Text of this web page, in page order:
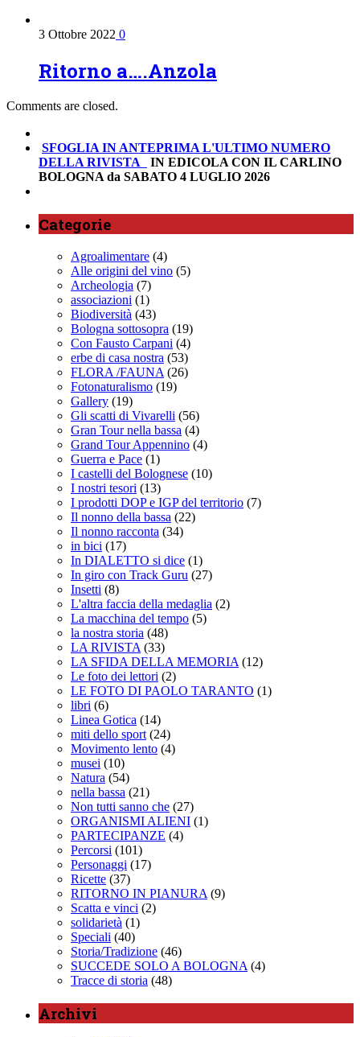
3 Ottobre 2022 0
Ritorno a….Anzola
Comments are closed.
SFOGLIA IN ANTEPRIMAL'ULTIMO NUMERO
DELLA RIVISTA
IN EDICOLA CON IL CARLINO
BOLOGNA da SABATO 4 LUGLIO 2026
Categorie
Agroalimentare (4)
Alle origini del vino (5)
Archeologia (7)
associazioni (1)
Biodiversità (43)
Bologna sottosopra (19)
Con Fausto Carpani (4)
erbe di casa nostra (53)
FLORA /FAUNA (26)
Fotonaturalismo (19)
Gallery (19)
Gli scatti di Vivarelli (56)
Gran Tour nella bassa (4)
Grand Tour Appennino (4)
Guerra e Pace (1)
I castelli del Bolognese (10)
I nostri tesori (13)
I prodotti DOP e IGP del territorio (7)
Il nonno della bassa (22)
Il nonno racconta (34)
in bici (17)
In DIALETTO si dice (1)
In giro con Track Guru (27)
Insetti (8)
L'altra faccia della medaglia (2)
La macchina del tempo (5)
la nostra storia (48)
LA RIVISTA (33)
LA SFIDA DELLA MEMORIA (12)
Le foto dei lettori (2)
LE FOTO DI PAOLO TARANTO (1)
libri (6)
Linea Gotica (14)
miti dello sport (24)
Movimento lento (4)
musei (10)
Natura (54)
nella bassa (21)
Non tutti sanno che (27)
ORGANISMI ALIENI (1)
PARTECIPANZE (4)
Percorsi (101)
Personaggi (17)
Ricette (37)
RITORNO IN PIANURA (9)
Scatta e vinci (2)
solidarietà (1)
Speciali (40)
Storia/Tradizione (46)
SUCCEDE SOLO A BOLOGNA (4)
Tracce di storia (48)
Archivi